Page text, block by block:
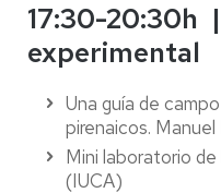
17:30-20:30h
experimental
Una guía de
pirenaicos.
Mini laboratorio
(IUCA)